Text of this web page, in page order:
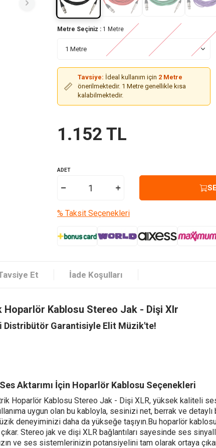
Metre Seçiniz : 1 Metre
📏
Tavsiye: İdeal kullanım için 2 Metre
önerilmektedir. 1 Metre genellikle kısa
kalabilmektedir.
1.152 TL
ADET
% Taksit Seçenekleri
Et İade Koşulları
Hoparlör Kablosu Stereo Jak - Dişi Xlr
Distribütör Garantisiyle Elit Müzik'te!
Aktarımı İçin Hoparlör Kablosu Seçenekleri
Hoparlör Kablosu Stereo Jak - Dişi XLR, yüksek kaliteli ses
uygun olan bu kabloyla, sesinizi net, berrak ve
deneyiminizi daha da yükseğe taşıyın.Bu hoparlör
Stereo jak ve dişi XLR bağlantıları sayesinde ses
ve ses sistemlerinizin potansiyelini tam olarak ortaya